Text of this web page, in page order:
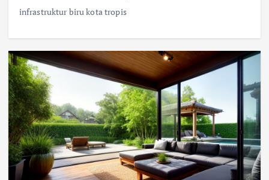
infrastruktur biru kota tropis